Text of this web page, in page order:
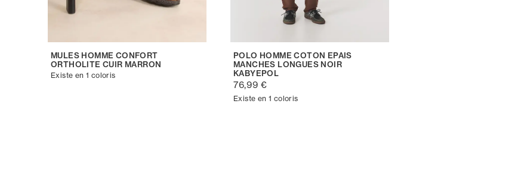
MULES HOMME CONFORT
ORTHOLITE CUIR MARRON
Existe en 1 coloris
POLO HOMME COTON EPAIS
MANCHES LONGUES NOIR
KABYEPOL
76,99 €
Existe en 1 coloris